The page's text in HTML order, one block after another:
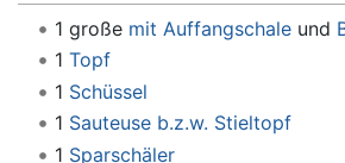
1 große mit Auffangschaleund
1 Topf
1 Schüssel
1 Sauteuse b.z.w. Stieltopf
1 Sparschäler